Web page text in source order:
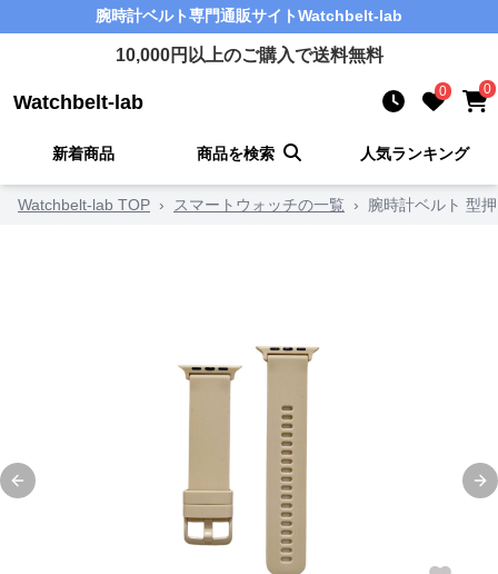
腕時計ベルト専門通販サイトWatchbelt-lab
10,000円以上のご購入で送料無料
Watchbelt-lab 0 0
新着商品 商品を検索 人気ランキング
Watchbelt-lab TOP › スマートウォッチの一覧 › 腕時計ベルト 型
Previous slide